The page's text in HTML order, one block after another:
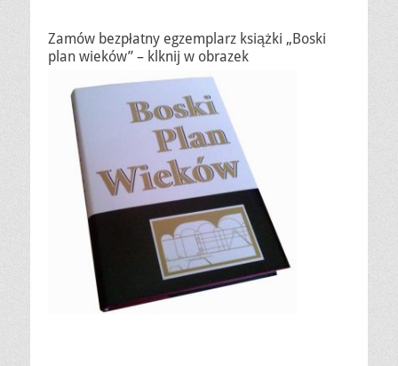
Zamów bezpłatny egzemplarz książki „Boski
plan wieków” – klknij w obrazek